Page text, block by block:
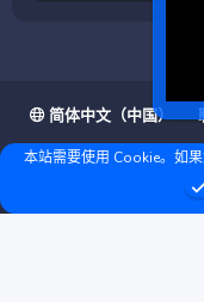
简体中文（中国）
❤ © Copyright
本站需要使用 Cookie。如